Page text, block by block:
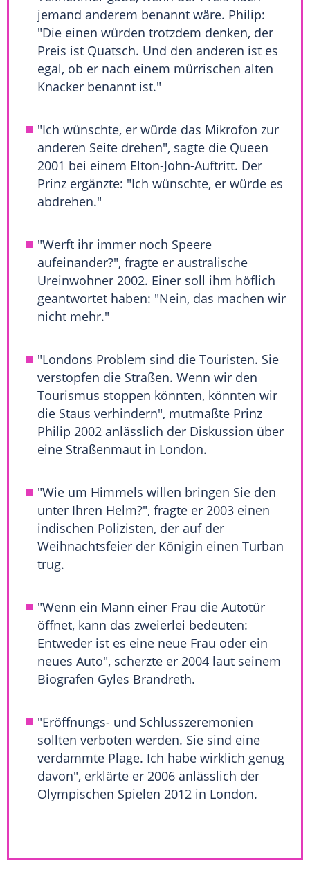
jemand anderem benannt wäre. Philip:
"Die einen würden trotzdem denken, der
Preis ist Quatsch. Und den anderen ist es
egal, ob er nach einem mürrischen alten
Knacker benannt ist."
"Ich wünschte, er würde das Mikrofon zur
anderen Seite drehen", sagte die Queen
2001 bei einem Elton-John-Auftritt. Der
Prinz ergänzte: "Ich wünschte, er würde es
abdrehen."
"Werft ihr immer noch Speere
aufeinander?", fragte er australische
Ureinwohner 2002. Einer soll ihm höflich
geantwortet haben: "Nein, das machen wir
nicht mehr."
"Londons Problem sind die Touristen. Sie
verstopfen die Straßen. Wenn wir den
Tourismus stoppen könnten, könnten wir
die Staus verhindern", mutmaßte Prinz
Philip 2002 anlässlich der Diskussion über
eine Straßenmaut in London.
"Wie um Himmels willen bringen Sie den
unter Ihren Helm?", fragte er 2003 einen
indischen Polizisten, der auf der
Weihnachtsfeier der Königin einen Turban
trug.
"Wenn ein Mann einer Frau die Autotür
öffnet, kann das zweierlei bedeuten:
Entweder ist es eine neue Frau oder ein
neues Auto", scherzte er 2004 laut seinem
Biografen Gyles Brandreth.
"Eröffnungs- und Schlusszeremonien
sollten verboten werden. Sie sind eine
verdammte Plage. Ich habe wirklich genug
davon", erklärte er 2006 anlässlich der
Olympischen Spielen 2012 in London.